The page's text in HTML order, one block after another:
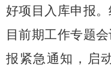
好项目入库申报。
目前期工作专题
报紧急通知 ， 启